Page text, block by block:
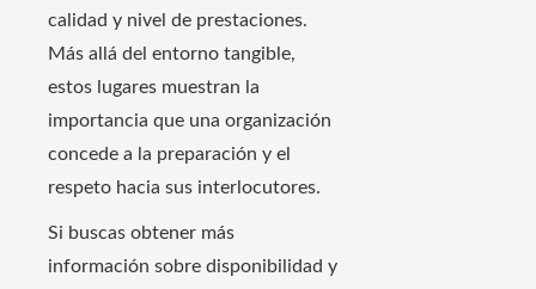
calidad y nivel de prestaciones.
Más allá del entorno tangible,
estos lugares muestran la
importancia que una organización
concede a la preparación y el
respeto hacia sus interlocutores.
Si buscas obtener más
información sobre disponibilidad y